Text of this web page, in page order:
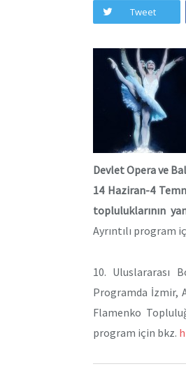
Tweet
Devlet Opera ve
14 Haziran-4
topluluklarının
Ayrıntılı
10. Uluslararası
Programda İzmir,
Flamenko
program için bkz.